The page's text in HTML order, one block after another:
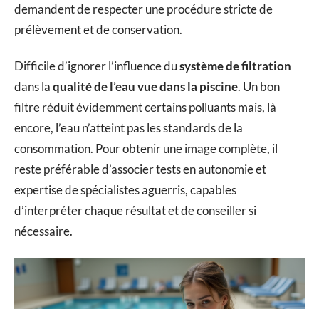
demandent de respecter une procédure stricte de
prélèvement et de conservation.
Difficile d’ignorer l’influence dusystème de filtration
dans laqualité de l’eau vue dans la piscine. Un bon
filtre réduit évidemment certains polluants mais, là
encore, l’eau n’atteint pas les standards de la
consommation. Pour obtenir une image complète, il
reste préférable d’associer tests en autonomie et
expertise de spécialistes aguerris, capables
d’interpréter chaque résultat et de conseiller si
nécessaire.